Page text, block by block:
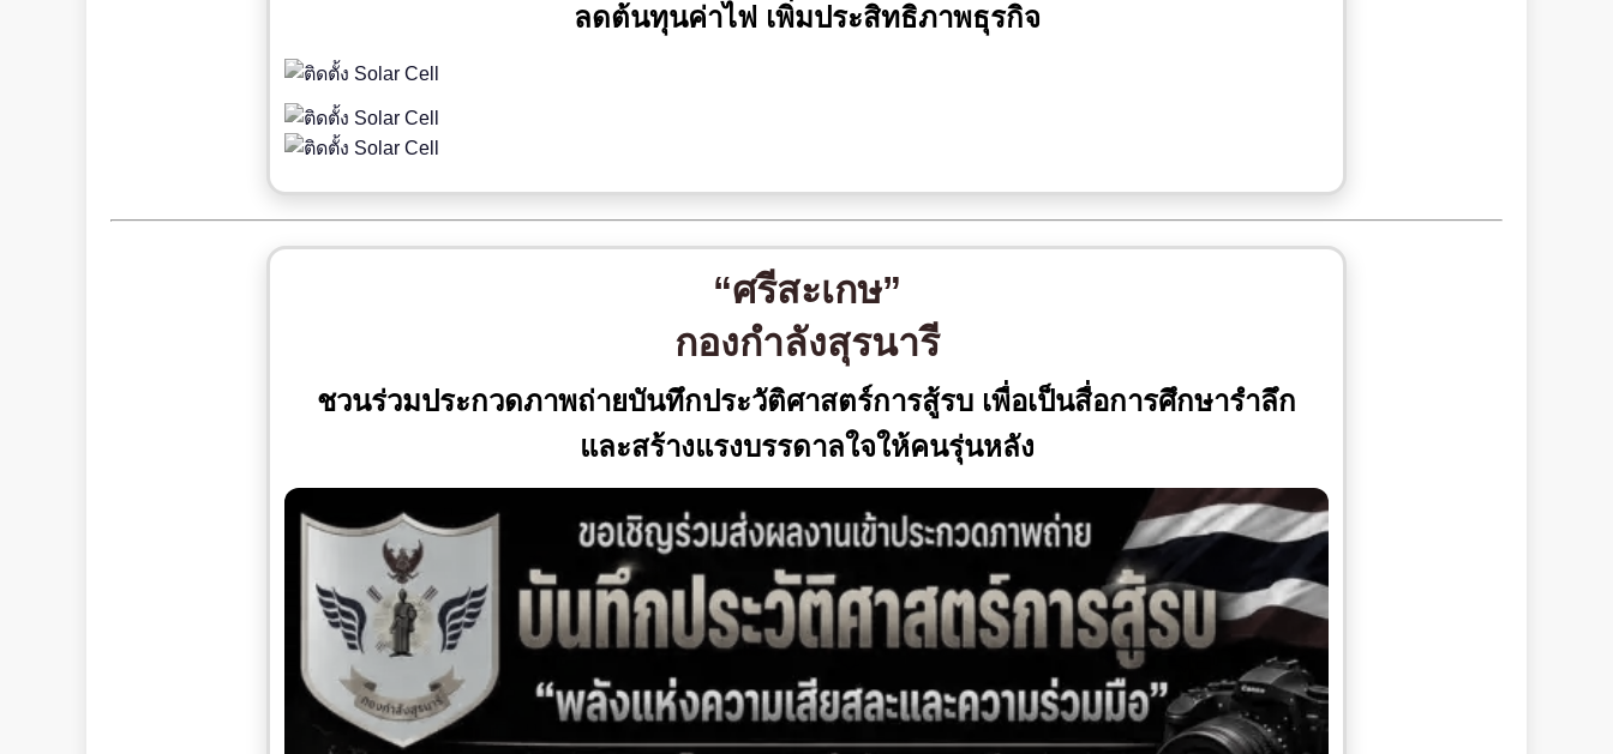
ลดต้นทุนค่าไฟ เพิ่มประสิทธิภาพธุรกิจ
“ศรีสะเกษ”
กองกำลังสุรนารี
ชวนร่วมประกวดภาพถ่ายบันทึกประวัติศาสตร์การสู้รบ เพื่อเป็นสื่อการศึกษารำลึก
และสร้างแรงบรรดาลใจให้คนรุ่นหลัง